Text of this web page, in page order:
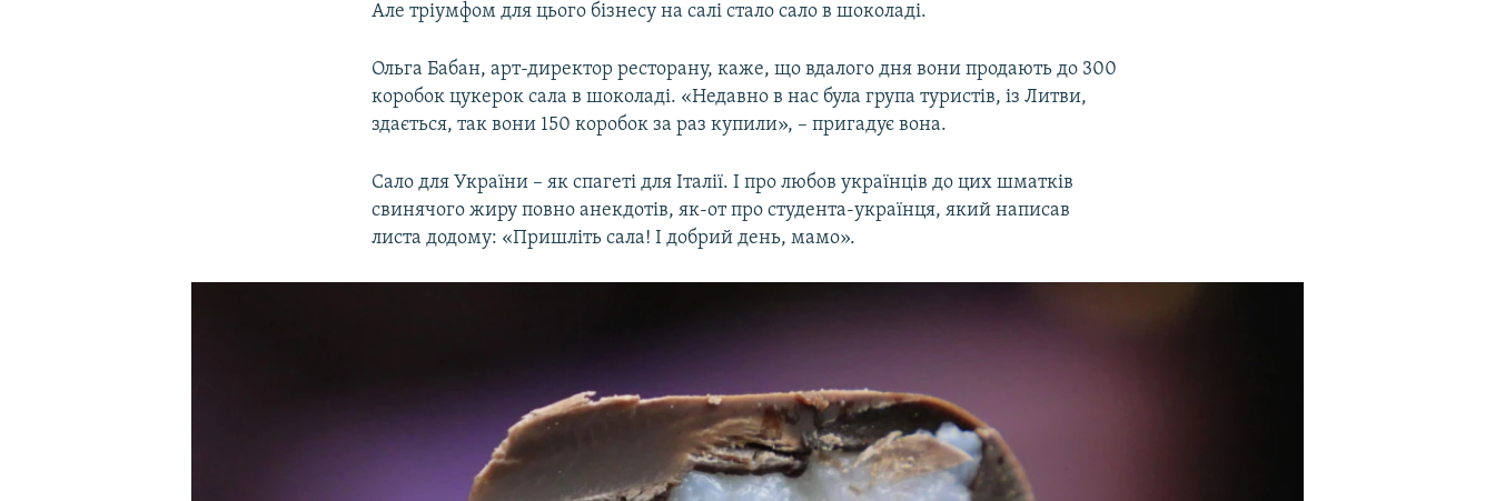
Але тріумфом для цього бізнесу на салі стало сало в шоколаді.
Ольга Бабан, арт-директор ресторану, каже, що вдалого дня вони продають до 300
коробок цукерок сала в шоколаді. «Недавно в нас була група туристів, із Литви,
здається, так вони 150 коробок за раз купили», – пригадує вона.
Сало для України – як спагеті для Італії. І про любов українців до цих шматків
свинячого жиру повно анекдотів, як-от про студента-українця, який написав
листа додому: «Пришліть сала! І добрий день, мамо».